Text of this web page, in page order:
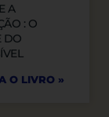
A
: O
DO
O LIVRO »